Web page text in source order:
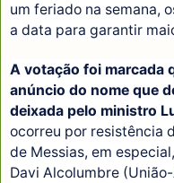
um feriado na semana,
a data para garantir
A votação foi marcada
anúncio do nome que
deixada pelo ministro
ocorreu por resistência
de Messias, em
Davi Alcolumbre